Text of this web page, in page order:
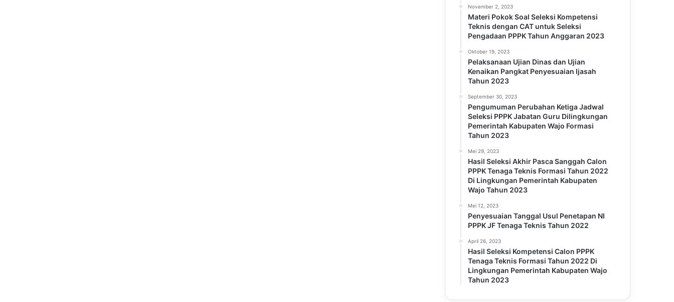
November 2, 2023
Materi Pokok Soal Seleksi Kompetensi
Teknis dengan CAT untuk Seleksi
Pengadaan PPPK Tahun Anggaran 2023
Oktober 19, 2023
Pelaksanaan Ujian Dinas dan Ujian
Kenaikan Pangkat Penyesuaian Ijasah
Tahun 2023
September 30, 2023
Pengumuman Perubahan Ketiga Jadwal
Seleksi PPPK Jabatan Guru Dilingkungan
Pemerintah Kabupaten Wajo Formasi
Tahun 2023
Mei 29, 2023
Hasil Seleksi Akhir Pasca Sanggah Calon
PPPK Tenaga Teknis Formasi Tahun 2022
Di Lingkungan Pemerintah Kabupaten
Wajo Tahun 2023
Mei 12, 2023
Penyesuaian Tanggal Usul Penetapan NI
PPPK JF Tenaga Teknis Tahun 2022
April 26, 2023
Hasil Seleksi Kompetensi Calon PPPK
Tenaga Teknis Formasi Tahun 2022 Di
Lingkungan Pemerintah Kabupaten Wajo
Tahun 2023